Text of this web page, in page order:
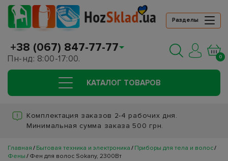
Разделы
+38 (067) 847-77-77
Пн-нд: 8:00-17:00. 0
КАТАЛОГ ТОВАРОВ
Комплектация заказов 2-4 рабочих дня.
Минимальная сумма заказа 500 грн.
Главная Бытовая техника и электроника
Приборы для тела и волос
Фены
Фен для волос Sokany, 2300Вт